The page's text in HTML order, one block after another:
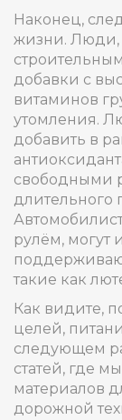
Наконец,
жизни. Люди,
добавки с
витаминов
утомления.
добавить в
свободными
длительного
рулём, могут
такие как
Как видите,
целей,
следующем
статей, где
материалов
дорожной